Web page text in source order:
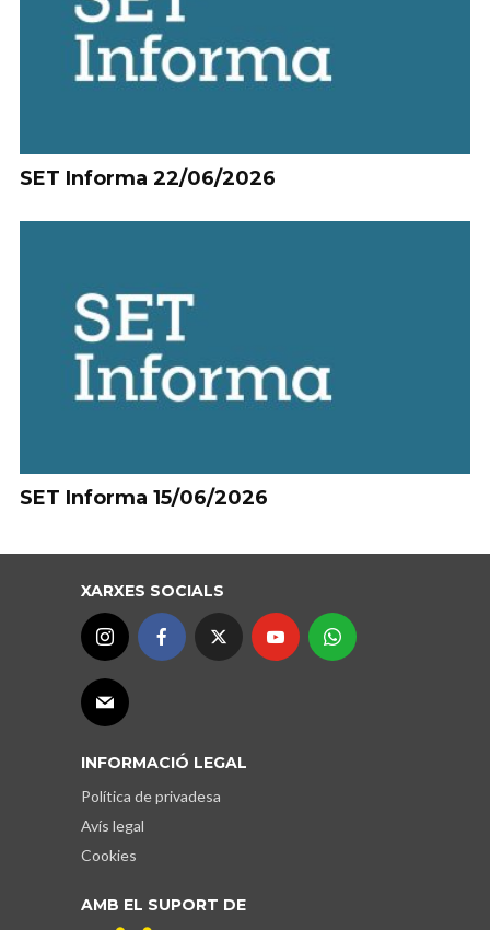
SET Informa 22/06/2026
SET Informa 15/06/2026
XARXES SOCIALS
INFORMACIÓ LEGAL
Política de privadesa
Avís legal
Cookies
AMB EL SUPORT DE